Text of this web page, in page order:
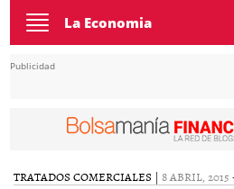
Toggle
navigation
La Economia
Publicidad
TRATADOS COMERCIALES | 8 ABRIL, 2015